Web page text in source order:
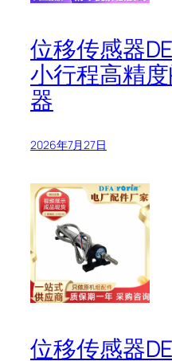
位移传感器
小行程高精
器
2026年7月27日
位移传感器